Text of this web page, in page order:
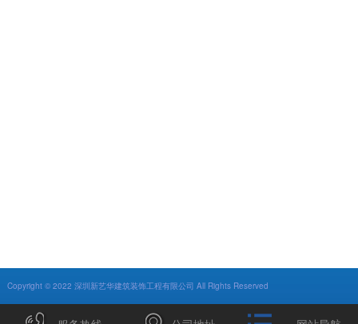
Copyright © 2022 深圳新艺华建筑装饰工程有限公司 All Rights Reserved